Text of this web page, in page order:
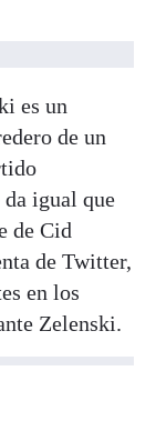
es un
de un
igual que
de Cid
de Twitter,
en los
Zelenski.